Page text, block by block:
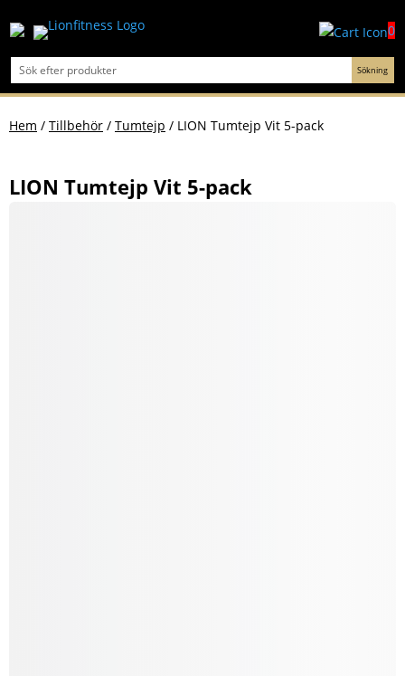
0
Hem / Tillbehör / Tumtejp / LION Tumtejp Vit 5-pack
LION Tumtejp Vit 5-pack